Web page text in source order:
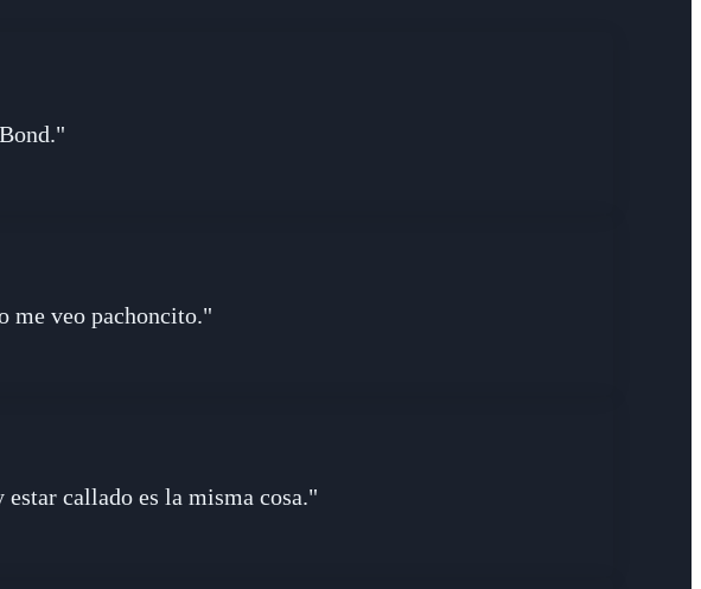
me veo pachoncito."
callado es la misma cosa."